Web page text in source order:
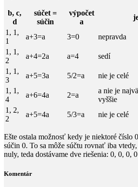
b, c,
d
súčet =
súčin
výpočet
a
1, 1,
1
a+3=a 3=0
nepravda
1, 1,
2
a+4=2a a=4
sedí
1, 1,
3
a+5=3a 5/2=a
nie je celé
1, 1,
4
a+6=4a 2=a
a nie je
vyššie
1, 2,
2
a+5=4a 5/3=a nie je celé
Ešte ostala možnosť kedy je niektoré číslo 0
súčin 0​. To sa môže súčtu rovnať iba
nuly, teda dostávame dve riešenia: 0, 0, 0, 0
Komentár